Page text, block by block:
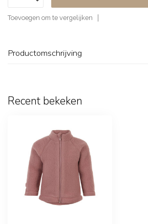
Toevoegen om te vergelijken
Productomschrijving
Recent bekeken